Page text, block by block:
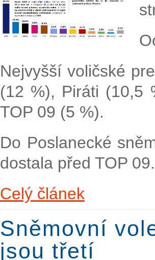
Nejvyšší voličské
(12 %), Piráti (10,5
TOP 09 (5 %).
Do Poslanecké
dostala před TOP 09.
Celý článek
Sněmovní
jsou třetí